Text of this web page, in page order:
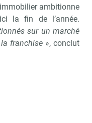
ambitionne
la fin de l’année.
sur un marché
franchise», conclut